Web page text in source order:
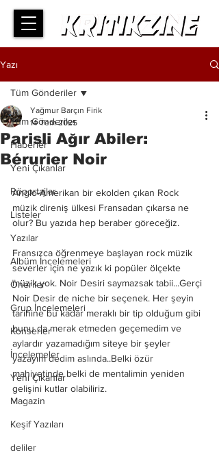
Yazı
Tüm Gönderiler
Haberler
Yeni Çıkanlar
Röportajlar
Listeler
Yazılar
Albüm İncelemeleri
Öneriler
Grup İncelemeleri
Konserler
İncelemeler
Yeni Çıkanlar
Magazin
Keşif Yazıları
deliler
Tüm Gönderiler
Parisli Ağır Abiler:
Bérurier Noir
Yağmur Barçın Firik
14 Tem 2025
Anglo-Amerikan bir ekolden çıkan Rock
müzik direniş ülkesi Fransadan çıkarsa ne
olur? Bu yazıda hep beraber göreceğiz.
Fransızca öğrenmeye başlayan rock müzik
severler için ne yazık ki popüler ölçekte
müzik yok. Noir Desiri saymazsak tabii...Gerçi
Noir Desir de niche bir seçenek. Her şeyin
tarihine bu kadar meraklı bir tip olduğum gibi
bunu da merak etmeden geçemedim ve
aylardır yazamadığım siteye bir şeyler
yazayım dedim aslında..Belki özür
mahiyetinde belki de mentalimin yeniden
gelişini kutlar olabiliriz.